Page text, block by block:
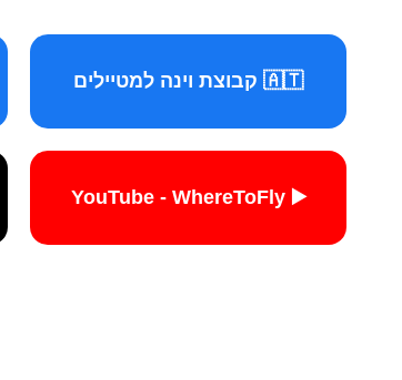
🇦🇹 קבוצת וינה למטיילים
▶️ YouTube - WhereToFly